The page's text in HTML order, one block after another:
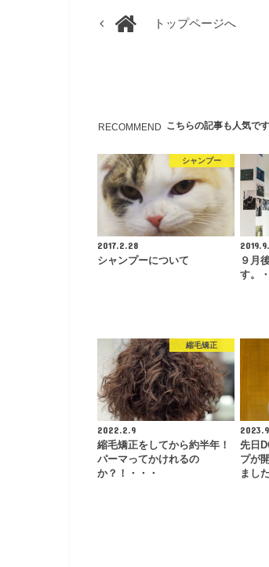
トップページへ
RECOMMEND こちらの記事も人気です
シャンプー
2017.2.28
シャンプーについて
９月
す。
縮毛矯正
2022.2.9
縮毛矯正をしてから約半年！
パーマってかけれるの
か？！・・・
先日
プが
まし